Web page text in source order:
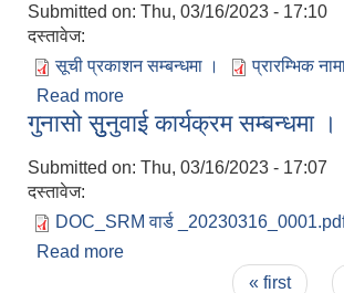
Submitted on: Thu, 03/16/2023 - 17:10
दस्तावेज:
सूची प्रकाशन सम्बन्धमा ।
प्रारम्भिक
Read more
गुनासो सुुनुवाई कार्यक्रम सम्बन्धमा ।
Submitted on: Thu, 03/16/2023 - 17:07
दस्तावेज:
DOC_SRM वार्ड
Read more
« first